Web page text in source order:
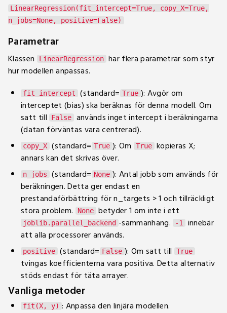
LinearRegression(fit_intercept=True, copy_X=True,
n_jobs=None, positive=False)
Parametrar
Klassen LinearRegression har flera parametrar som styr
hur modellen anpassas.
fit_intercept (standard= True ): Avgör om
interceptet (bias) ska beräknas för denna modell. Om
satt till
False
används inget intercept i beräkningarna
(datan förväntas vara centrerad).
copy_X (standard= True ): Om True kopieras X;
annars kan det skrivas över.
n_jobs (standard= None ): Antal jobb som används för
beräkningen. Detta ger endast en
prestandaförbättring för n_targets > 1 och tillräckligt
stora problem.
None betyder 1 om inte i ett
joblib.parallel_backend -sammanhang. -1
innebär
att alla processorer används.
positive (standard= False ): Om satt till True
tvingas koefficienterna vara positiva. Detta alternativ
stöds endast för täta arrayer.
Vanliga metoder
fit(X, y) : Anpassa den linjära modellen.